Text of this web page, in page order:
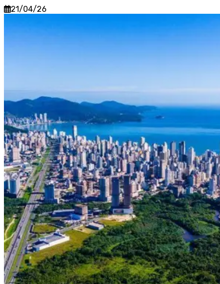
21/04/26